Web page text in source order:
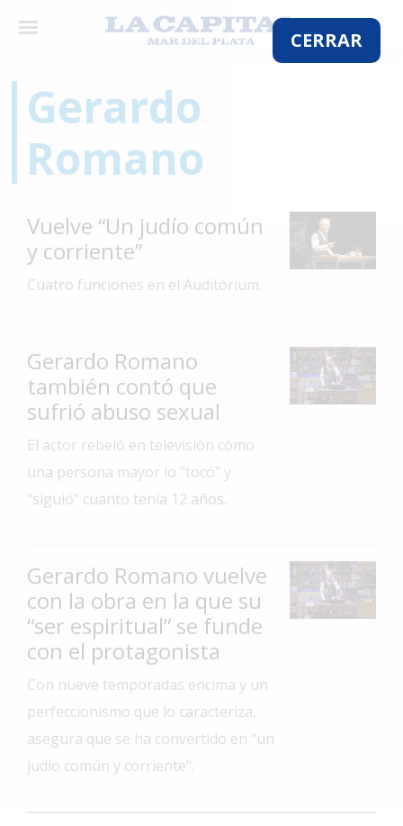
CERRAR
×
País
La
Zona
Cultura
Gastronomía
Salud
General
La
Ciudad
Arte
y
Espectáculos
Policiales
Cartelera
Fotos
Familia
Gerardo
Romano
Vuelve “Un judío común
y corriente”
Cuatro funciones en el Auditórium.
Gerardo Romano
también contó que
sufrió abuso sexual
El actor rebeló en televisión cómo
una persona mayor lo "tocó" y
"siguió" cuanto tenía 12 años.
Gerardo Romano vuelve
con la obra en la que su
“ser espiritual” se funde
con el protagonista
Con nueve temporadas encima y un
perfeccionismo que lo caracteriza,
asegura que se ha convertido en "un
judío común y corriente".